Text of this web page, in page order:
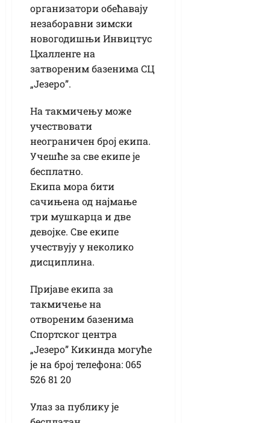
организатори обећавају
незаборавни зимски
новогодишњи Инвицтус
Цхалленге на
затвореним базенима СЦ
„Језеро”.
На такмичењу може
учествовати
неограничен број екипа.
Учешће за све екипе је
бесплатно.
Екипа мора бити
сачињена од најмање
три мушкарца и две
девојке. Све екипе
учествују у неколико
дисциплина.
Пријаве екипа за
такмичење на
отвореним базенима
Спортског центра
„Језеро” Кикинда могуће
је на број телефона: 065
526 81 20
Улаз за публику је